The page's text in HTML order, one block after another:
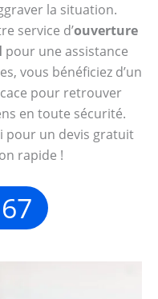
la situation.
service d’ouverture
pour une assistance
vous bénéficiez d’un
pour retrouver
en toute sécurité.
pour un devis gratuit
rapide !